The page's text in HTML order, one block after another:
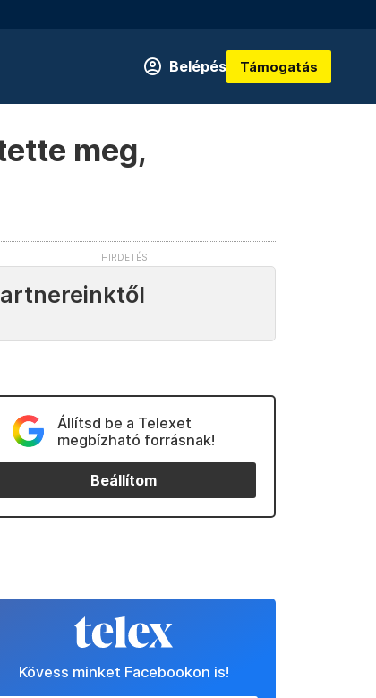
Belépés Támogatás
meg,
Állítsd be a Telexet
megbízható forrásnak!
Beállítom
Kövess minket Facebookon is!